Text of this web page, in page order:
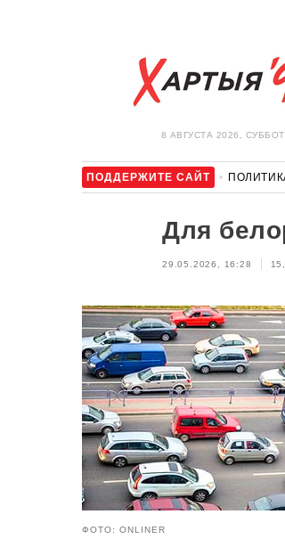
8 АВГУСТА 2026,
ПОДДЕРЖИТЕ САЙТ
Для
29.05.2026, 16:28
ФОТО: ONLINER